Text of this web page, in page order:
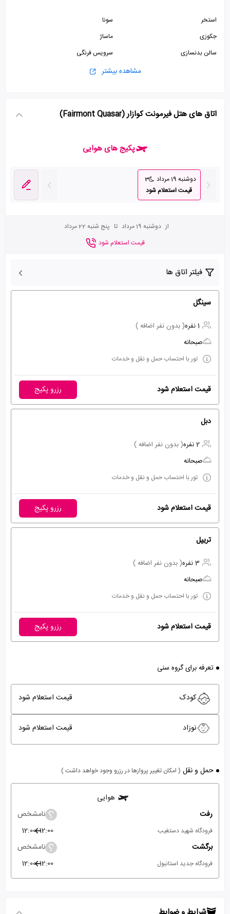
استخر
سونا
جکوزی
ماساژ
سالن بدنسازی
سرویس فرنگی
صرافی
مشاهده بیشتر
اتاق های هتل فیرمونت کوازار (Fairmont Quasar)
پکیج های هوایی
دوشنبه 19 مرداد
3
قیمت استعلام شود
از دوشنبه 19 مرداد تا پنج شنبه 22 مرداد
قیمت استعلام شود
فیلتر اتاق ها
سینگل
1 نفره
( بدون نفر اضافه )
صبحانه
تور با احتساب حمل و نقل و خدمات
قیمت استعلام شود رزرو پکیج
دبل
2 نفره
( بدون نفر اضافه )
صبحانه
تور با احتساب حمل و نقل و خدمات
قیمت استعلام شود رزرو پکیج
تریپل
3 نفره
( بدون نفر اضافه )
صبحانه
تور با احتساب حمل و نقل و خدمات
قیمت استعلام شود رزرو پکیج
تعرفه برای گروه سنی
کودک قیمت استعلام شود
نوزاد قیمت استعلام شود
حمل و نقل ( امکان تغییر پروازها در رزرو وجود خواهد داشت )
هوایی
رفت
نامشخص
فرودگاه شهید دستغیب 12:00
12:00
برگشت
نامشخص
فرودگاه جدید استانبول 12:00
12:00